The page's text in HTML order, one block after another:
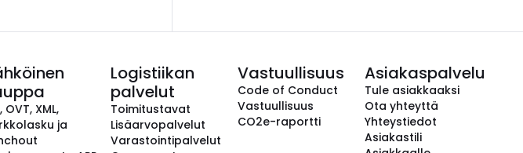
OVT, XML,
ja
Logistiikan
palvelut
Toimitustavat
Lisäarvopalvelut
Varastointipalvelut
Vastuullisuus
Code of Conduct
Vastuullisuus
CO2e-raportti
Asiakaspalvelu
Tule asiakkaaksi
Ota yhteyttä
Yhteystiedot
Asiakastili